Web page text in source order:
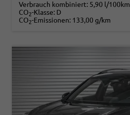
Verbrauch kombiniert: 5,90 l/100km
CO2-Klasse: D
CO2-Emissionen: 133,00 g/km